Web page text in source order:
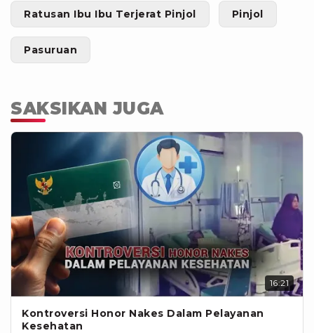
Ratusan Ibu Ibu Terjerat Pinjol Pinjol
Pasuruan
SAKSIKAN JUGA
16:21
Kontroversi Honor Nakes Dalam Pelayanan
Kesehatan